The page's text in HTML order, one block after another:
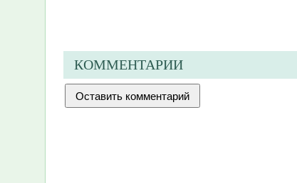
КОММЕНТАРИИ